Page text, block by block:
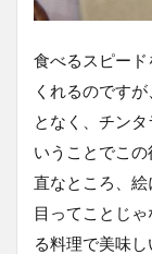
食べるスピー
くれるのです
となく、チン
いうことでこ
直なところ、
目ってことじ
る料理で美味